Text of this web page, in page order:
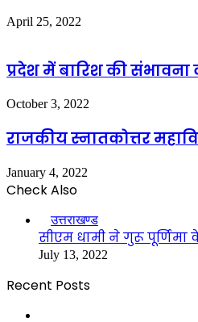
April 25, 2022
प्रदेश में बारिश की
October 3, 2022
राजकीय स्नातकोत्तर
January 4, 2022
Check Also
उत्तराखण्ड
सीएम धामी ने गुरू पूर्णिमा
July 13, 2022
Recent Posts